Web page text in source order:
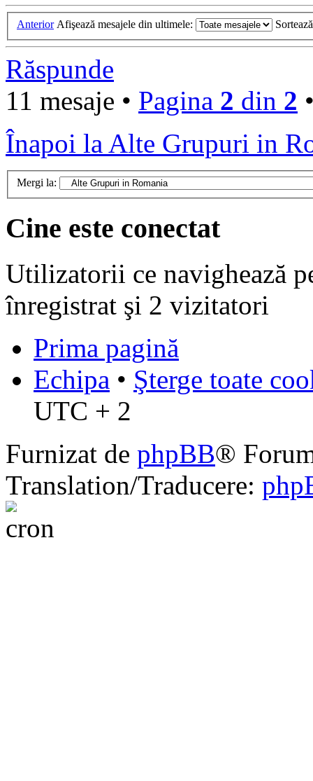
Anterior Afişează mesajele din ultimele:
Răspunde
11 mesaje • Pagina 2 din 2
Înapoi la Alte Grupuri in
Mergi la:
Cine este conectat
Utilizatorii ce navighează
înregistrat şi 2 vizitatori
Prima pagină
Echipa • Şterge toate
UTC + 2
Furnizat de phpBB®
Translation/Traducere: